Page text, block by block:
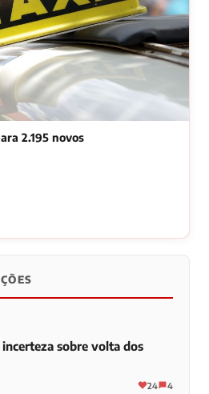
2.195 novos
sobre volta dos
24 4